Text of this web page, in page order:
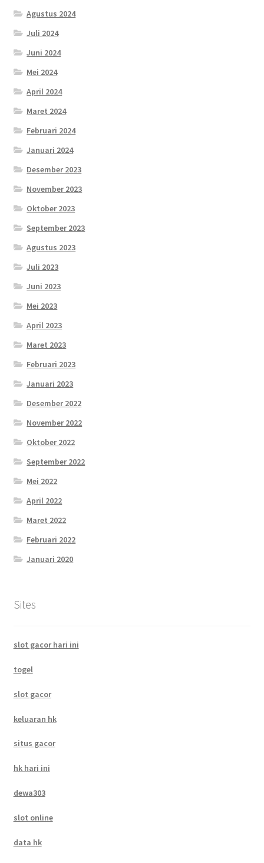
Agustus 2024
Juli 2024
Juni 2024
Mei 2024
April 2024
Maret 2024
Februari 2024
Januari 2024
Desember 2023
November 2023
Oktober 2023
September 2023
Agustus 2023
Juli 2023
Juni 2023
Mei 2023
April 2023
Maret 2023
Februari 2023
Januari 2023
Desember 2022
November 2022
Oktober 2022
September 2022
Mei 2022
April 2022
Maret 2022
Februari 2022
Januari 2020
Sites
slot gacor hari ini
togel
slot gacor
keluaran hk
situs gacor
hk hari ini
dewa303
slot online
data hk